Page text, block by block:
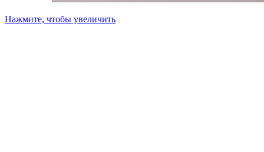
Нажмите, чтобы увеличить